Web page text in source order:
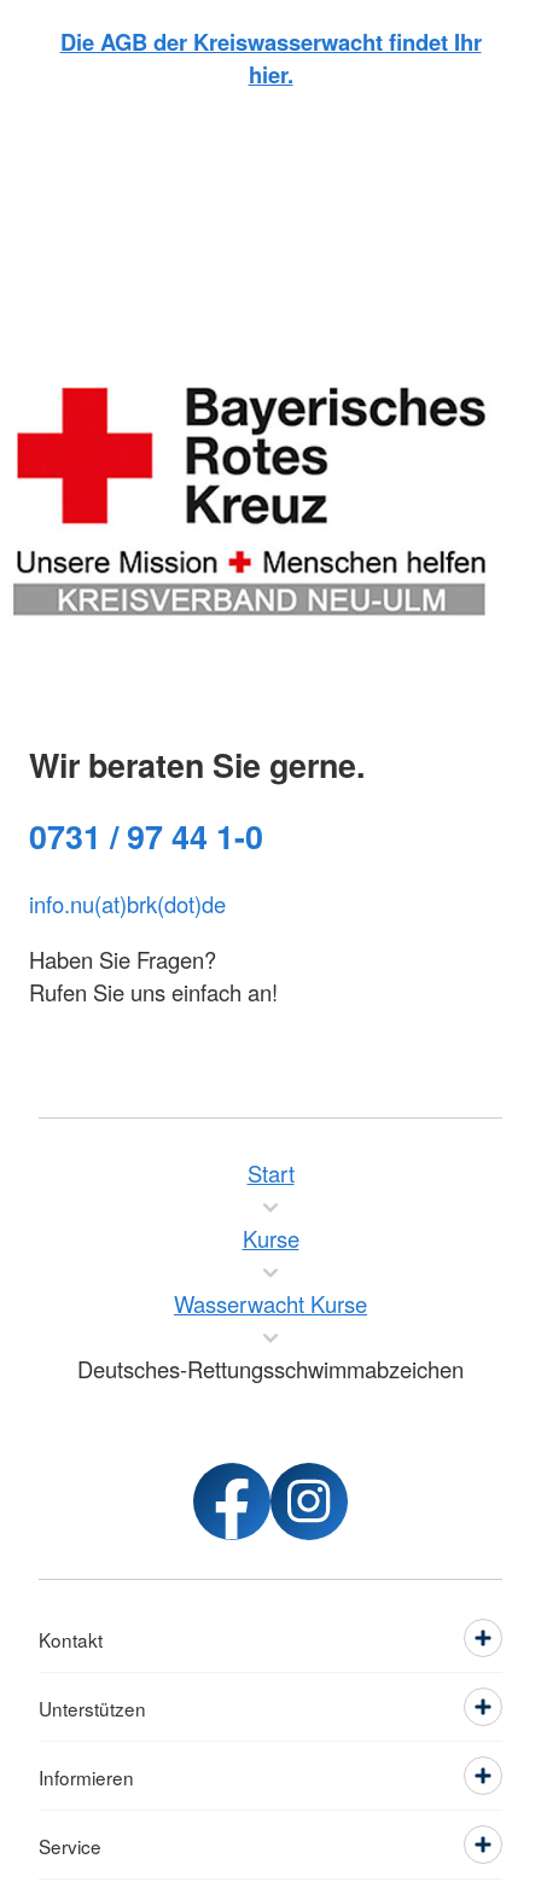
Die AGB der Kreiswasserwacht findet Ihr
hier.
Wir beraten Sie gerne.
0731 / 97 44 1-0
info.nu(at)brk(dot)de
Haben Sie Fragen?
Rufen Sie uns einfach an!
Start
Kurse
Wasserwacht Kurse
Deutsches-Rettungsschwimmabzeichen
Kontakt
Unterstützen
Informieren
Service